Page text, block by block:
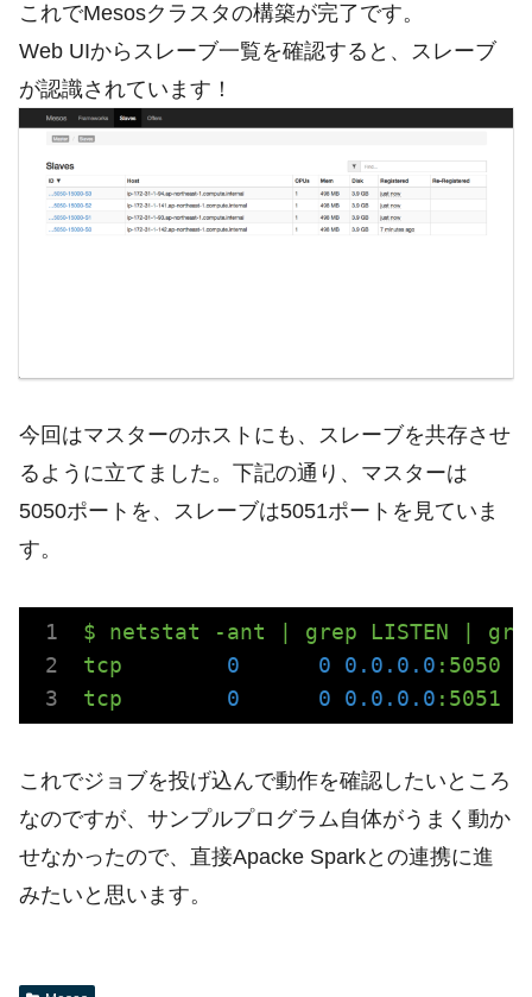
これでMesosクラスタの構築が完了です。
Web UIからスレーブ一覧を確認すると、スレーブ
が認識されています！
今回はマスターのホストにも、スレーブを共存させ
るように立てました。下記の通り、マスターは
5050ポートを、スレーブは5051ポートを見ていま
す。
$ netstat -ant | grep LISTEN |
tcp
0 0 0.0 .0 .0 :5050
tcp
0 0 0.0 .0 .0 :5051
これでジョブを投げ込んで動作を確認したいところ
なのですが、サンプルプログラム自体がうまく動か
せなかったので、直接Apacke Sparkとの連携に進
みたいと思います。